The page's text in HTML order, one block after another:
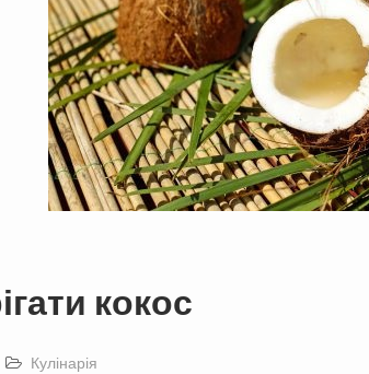
кокос
Кулінарія